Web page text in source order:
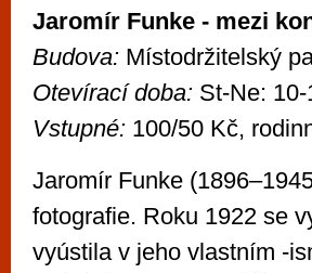
Jaromír Funke - mezi
Budova: Místodržitelský
Otevírací doba: St-Ne:
Vstupné: 100/50 Kč,
Jaromír Funke
fotografie. Roku 1922 se
vyústila v jeho vlastním -